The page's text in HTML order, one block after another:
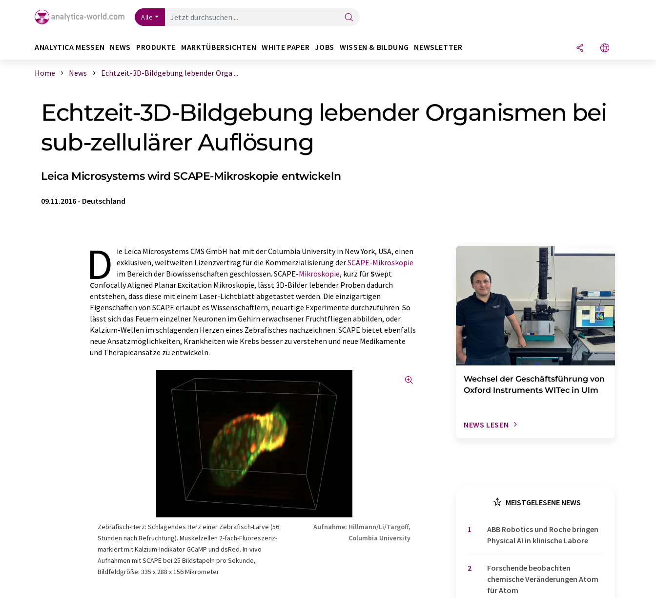
Alle
ANALYTICA MESSEN NEWS PRODUKTE MARKTÜBERSICHTEN WHITE PAPER JOBS WISSEN & BILDUNG NEWSLETTER
Home News Echtzeit-3D-Bildgebung lebender Orga ...
Echtzeit-3D-Bildgebung lebender Organismen bei
sub-zellulärer Auflösung
Leica Microsystems wird SCAPE-Mikroskopie entwickeln
09.11.2016 - Deutschland
D
ie Leica Microsystems CMS GmbH hat mit der Columbia University in New York, USA, einen
exklusiven, weltweiten Lizenzvertrag für die Kommerzialisierung derSCAPE-Mikroskopie
im Bereich der Biowissenschaften geschlossen. SCAPE-Mikroskopie, kurz fürSwept
ConfocallyAligned Planar Excitation Mikroskopie, lässt 3D-Bilder lebender Proben dadurch
entstehen, dass diese mit einem Laser-Lichtblatt abgetastet werden. Die einzigartigen
Eigenschaften von SCAPE erlaubt es Wissenschaftlern, neuartige Experimente durchzuführen. So
lässt sich das Feuern einzelner Neuronen im Gehirn erwachsener Fruchtfliegen abbilden, oder
Kalzium-Wellen im schlagenden Herzen eines Zebrafisches nachzeichnen. SCAPE bietet ebenfalls
neue Ansatzmöglichkeiten, Krankheiten wie Krebs besser zu verstehen und neue Medikamente
und Therapieansätze zu entwickeln.
Zebrafisch-Herz: Schlagendes Herz einer Zebrafisch-Larve (56
Stunden nach Befruchtung). Muskelzellen 2-fach-Fluoreszenz-
markiert mit Kalzium-Indikator GCaMP und dsRed. In-vivo
Aufnahmen mit SCAPE bei 25 Bildstapeln pro Sekunde,
Bildfeldgröße: 335 x 288 x 156 Mikrometer
Aufnahme: Hillmann/Li/Targoff,
Columbia University
Wechsel der Geschäftsführung von
Oxford Instruments WITec in Ulm
NEWS LESEN
MEISTGELESENE NEWS
1
​​​​​​​ABB Robotics und Roche bringen
Physical AI in klinische Labore
2
Forschende beobachten
chemische Veränderungen Atom
für Atom